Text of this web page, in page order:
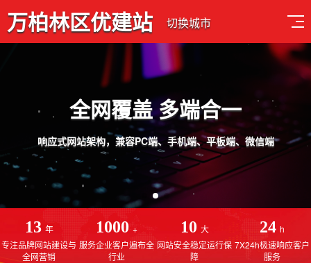
万柏林区优建站 切换城市
品质设计 用心服务
免费售后服务，线上一对一指导操作，建站更简单
13 年
专注品牌网站建设与
全网营销
1000 +
服务企业客户遍布全
行业
10 大
网站安全稳定运行保
障
24 h
7X24h极速响应客户
服务